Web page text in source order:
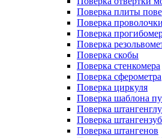
Поверка плиты
Поверка
Поверка
Поверка
Поверка скобы
Поверка стенкомера
Поверка сферометра
Поверка циркуля
Поверка шаблона
Поверка
Поверка
Поверка штангенов